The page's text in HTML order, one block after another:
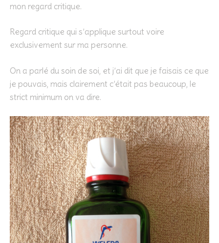
mon regard critique.
Regard critique qui s’applique surtout voire
exclusivement sur ma personne.
On a parlé du soin de soi, et j’ai dit que je faisais ce que
je pouvais, mais clairement c’était pas beaucoup, le
strict minimum on va dire.